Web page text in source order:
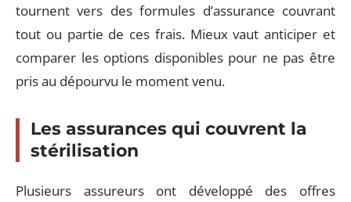
tournent vers des formules d’assurance couvrant
tout ou partie de ces frais. Mieux vaut anticiper et
comparer les options disponibles pour ne pas être
pris au dépourvu le moment venu.
Les assurances qui couvrent la
stérilisation
Plusieurs assureurs ont développé des offres